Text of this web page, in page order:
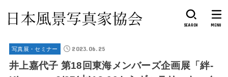
SEARCH MENU
写真展・セミナー 2023.06.25
井上嘉代子 第18回東海メンバーズ企画展「絆-